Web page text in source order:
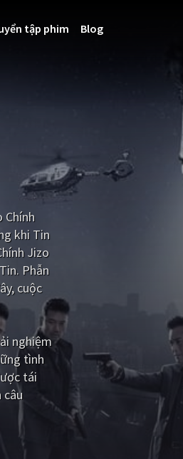
tập phim Blog
Chính
khi Tin
Jizo
Phẫn
cuộc
nghiệm
tình
tái
câu